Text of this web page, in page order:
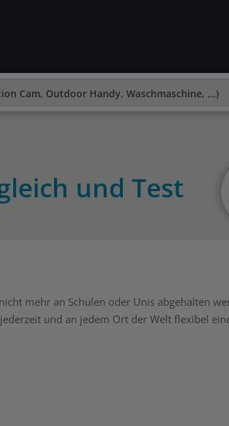
und Test
mehr an Schulen oder Unis abgehalten
und an jedem Ort der Welt flexibel